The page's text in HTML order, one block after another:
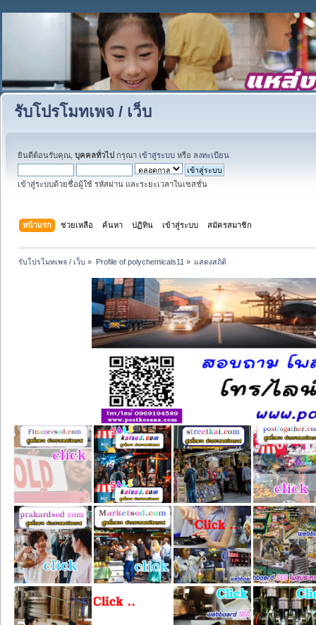
รับโปรโมทเพจ / เว็บ
ยินดีต้อนรับคุณ, บุคคลทั่วไป กรุณา เข้าสู่ระบบ หรือ ลงทะเบียน
เข้าสู่ระบบด้วยชื่อผู้ใช้ รหัสผ่าน และระยะเวลาในเซสชั่น
หน้าแรก ช่วยเหลือ ค้นหา ปฏิทิน เข้าสู่ระบบ สมัครสมาชิก
รับโปรโมทเพจ / เว็บ » Profile of polychemicals11 » แสดงสถิติ